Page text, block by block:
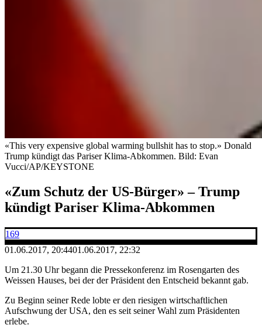
«This very expensive global warming bullshit has to stop.» Donald
Trump kündigt das Pariser Klima-Abkommen. Bild: Evan
Vucci/AP/KEYSTONE
«Zum Schutz der US-Bürger» – Trump
kündigt Pariser Klima-Abkommen
169
01.06.2017, 20:4401.06.2017, 22:32
Um 21.30 Uhr begann die Pressekonferenz im Rosengarten des
Weissen Hauses, bei der der Präsident den Entscheid bekannt gab.
Zu Beginn seiner Rede lobte er den riesigen wirtschaftlichen
Aufschwung der USA, den es seit seiner Wahl zum Präsidenten
erlebe.